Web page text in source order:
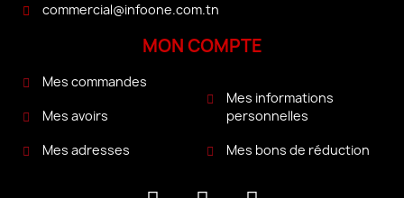
commercial@infoone.com.tn
MON COMPTE
Mes commandes
Mes avoirs
Mes adresses
Mes informations
personnelles
Mes bons de réduction